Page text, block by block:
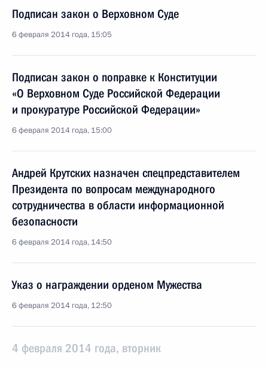
Подписан закон о Верховном Суде
6 февраля 2014 года, 15:05
Подписан закон о поправке к Конституции
«О Верховном Суде Российской Федерации
и прокуратуре Российской Федерации»
6 февраля 2014 года, 15:00
Андрей Крутских назначен спецпредставителем
Президента по вопросам международного
сотрудничества в области информационной
безопасности
6 февраля 2014 года, 14:50
Указ о награждении орденом Мужества
6 февраля 2014 года, 12:50
4 февраля 2014 года, вторник